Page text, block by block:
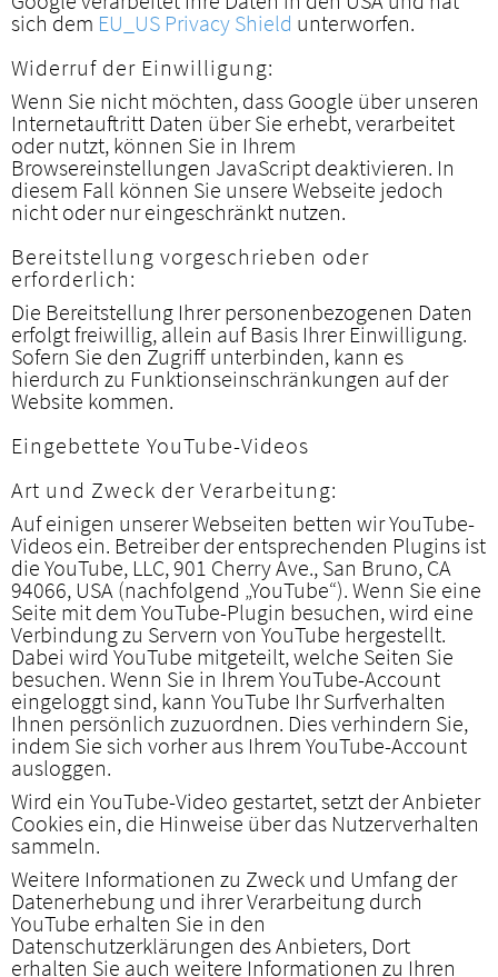
sich dem EU_US Privacy Shield unterworfen.
Widerruf der Einwilligung:
Wenn Sie nicht möchten, dass Google über unseren
Internetauftritt Daten über Sie erhebt, verarbeitet
oder nutzt, können Sie in Ihrem
Browsereinstellungen JavaScript deaktivieren. In
diesem Fall können Sie unsere Webseite jedoch
nicht oder nur eingeschränkt nutzen.
Bereitstellung vorgeschrieben oder
erforderlich:
Die Bereitstellung Ihrer personenbezogenen Daten
erfolgt freiwillig, allein auf Basis Ihrer Einwilligung.
Sofern Sie den Zugriff unterbinden, kann es
hierdurch zu Funktionseinschränkungen auf der
Website kommen.
Eingebettete YouTube-Videos
Art und Zweck der Verarbeitung:
Auf einigen unserer Webseiten betten wir YouTube-
Videos ein. Betreiber der entsprechenden Plugins ist
die YouTube, LLC, 901 Cherry Ave., San Bruno, CA
94066, USA (nachfolgend „YouTube“). Wenn Sie eine
Seite mit dem YouTube-Plugin besuchen, wird eine
Verbindung zu Servern von YouTube hergestellt.
Dabei wird YouTube mitgeteilt, welche Seiten Sie
besuchen. Wenn Sie in Ihrem YouTube-Account
eingeloggt sind, kann YouTube Ihr Surfverhalten
Ihnen persönlich zuzuordnen. Dies verhindern Sie,
indem Sie sich vorher aus Ihrem YouTube-Account
ausloggen.
Wird ein YouTube-Video gestartet, setzt der Anbieter
Cookies ein, die Hinweise über das Nutzerverhalten
sammeln.
Weitere Informationen zu Zweck und Umfang der
Datenerhebung und ihrer Verarbeitung durch
YouTube erhalten Sie in den
Datenschutzerklärungen des Anbieters, Dort
erhalten Sie auch weitere Informationen zu Ihren